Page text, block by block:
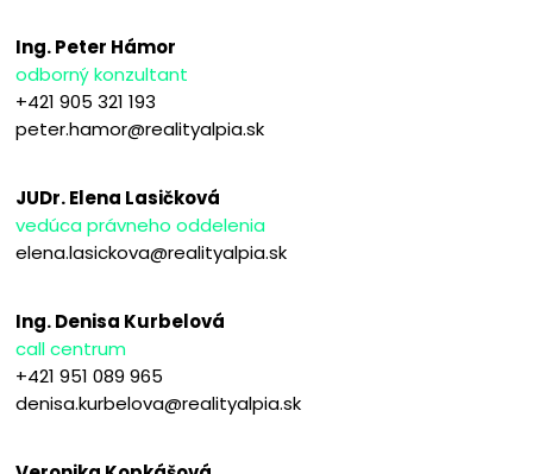
Ing. Peter Hámor
odborný konzultant
+421 905 321 193
peter.hamor@realityalpia.sk
JUDr. Elena Lasičková
vedúca právneho oddelenia
elena.lasickova@realityalpia.sk
Ing. Denisa Kurbelová
call centrum
+421 951 089 965
denisa.kurbelova@realityalpia.sk